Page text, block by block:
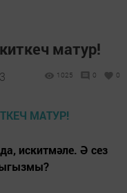
матур!
1025 0 0
искитмәле. Ә сез